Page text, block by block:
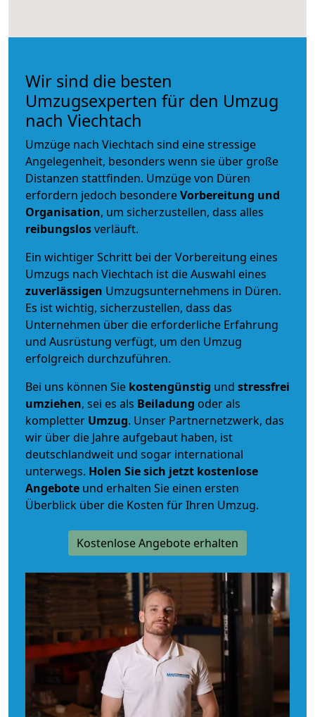
Wir sind die besten
Umzugsexperten für den Umzug
nach Viechtach
Umzüge nach Viechtach sind eine stressige
Angelegenheit, besonders wenn sie über große
Distanzen stattfinden. Umzüge von Düren
erfordern jedoch besondereVorbereitung und
Organisation, um sicherzustellen, dass alles
reibungslosverläuft.
Ein wichtiger Schritt bei der Vorbereitung eines
Umzugs nach Viechtach ist die Auswahl eines
zuverlässigen Umzugsunternehmens in Düren.
Es ist wichtig, sicherzustellen, dass das
Unternehmen über die erforderliche Erfahrung
und Ausrüstung verfügt, um den Umzug
erfolgreich durchzuführen.
Bei uns können Sie kostengünstig und stressfrei
umziehen, sei es als Beiladung oder als
kompletter Umzug. Unser Partnernetzwerk, das
wir über die Jahre aufgebaut haben, ist
deutschlandweit und sogar international
unterwegs. Holen Sie sich jetzt kostenlose
Angebote und erhalten Sie einen ersten
Überblick über die Kosten für Ihren Umzug.
Kostenlose Angebote erhalten